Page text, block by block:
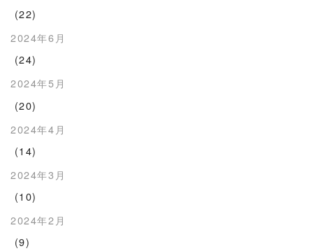
(22)
2024年6月
(24)
2024年5月
(20)
2024年4月
(14)
2024年3月
(10)
2024年2月
(9)